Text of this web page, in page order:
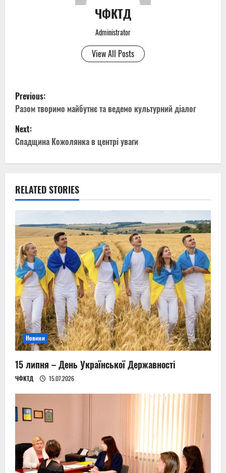
ЧФКТД
Administrator
View All Posts
P
o
s
a
v
i
g
a
t
i
o
n
Previous:
Разом творимо майбутнє та ведемо культурний діалог
Next:
Спадщина Кожолянка в центрі уваги
RELATED STORIES
Новини
15 липня – День Української Державності
ЧФКТД 15.07.2026